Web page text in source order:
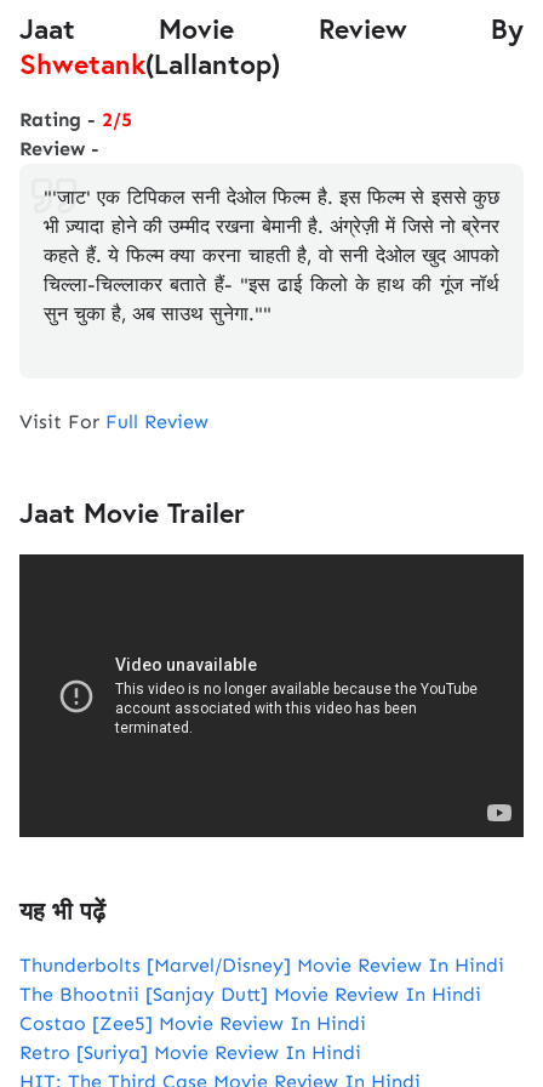
Jaat Movie Review By
Shwetank(Lallantop)
Rating - 2/5
Review -
"'जाट' एक टिपिकल सनी देओल फिल्म है. इस फिल्म से इससे कुछ
भी ज़्यादा होने की उम्मीद रखना बेमानी है. अंग्रेज़ी में जिसे नो ब्रेनर
कहते हैं. ये फिल्म क्या करना चाहती है, वो सनी देओल खुद आपको
चिल्ला-चिल्लाकर बताते हैं- "इस ढाई किलो के हाथ की गूंज नॉर्थ
सुन चुका है, अब साउथ सुनेगा.""
Visit For Full Review
Jaat Movie Trailer
यह भी पढ़ें
Thunderbolts [Marvel/Disney] Movie Review In Hindi
The Bhootnii [Sanjay Dutt] Movie Review In Hindi
Costao [Zee5] Movie Review In Hindi
Retro [Suriya] Movie Review In Hindi
HIT: The Third Case Movie Review In Hindi